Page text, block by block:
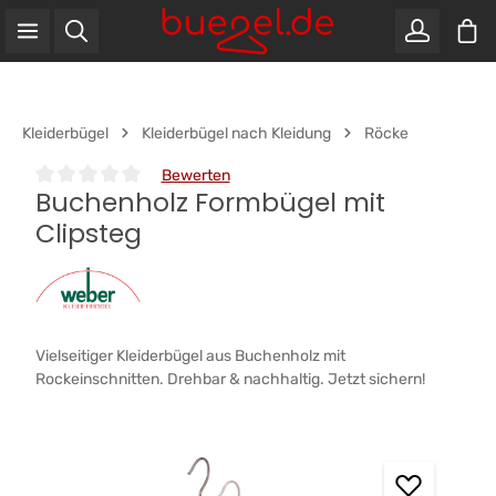
Zum Hauptinhalt springen
Kleiderbügel Kleiderbügel nach Kleidung Röcke
Durchschnittliche Bewertung von 0 von 5 Sternen
Bewerten
Buchenholz Formbügel mit
Clipsteg
Vielseitiger Kleiderbügel aus Buchenholz mit
Rockeinschnitten. Drehbar & nachhaltig. Jetzt sichern!